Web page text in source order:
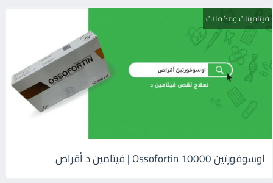
فيتامينات ومكملات
اوسوفورتين 10000 Ossofortin | فيتامين د أقراص